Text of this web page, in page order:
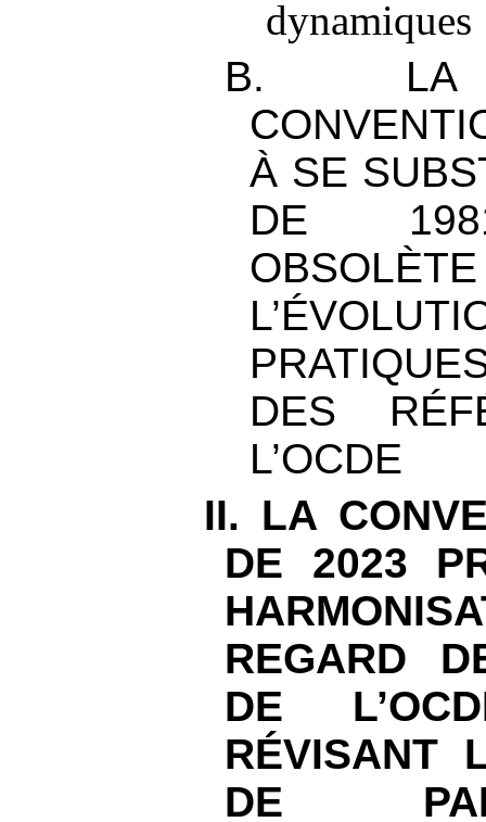
dynamiques
B. LA
À SE
DE
DES
L’OCDE
II. LA
DE 2023
REGARD
DE
RÉVISANT
DE